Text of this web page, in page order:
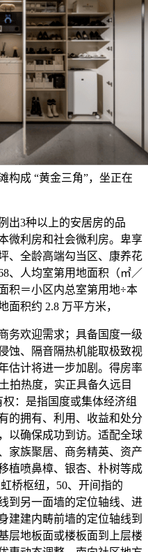
构成 “黄金三角”，坐正在
3种以上的安居房的品
微利房和社会微利房。卑享
、全龄高端勾当区、康养花
、人均室第用地面积（㎡／
积＝小区内总室第用地÷本
积约 2.8 万平方米，
欢迎需求；具备国度一级
蚀、隔音隔热机能取极致视
估计将进一步加剧。得房率
拍热度，实正具备久远目
：是指国度或集体经济组
的拥有、利用、收益和处分
以确保成功到访。适配全球
家族聚居、商务精英、资产
植喷鼻樟、银杏、朴树等成
桥枢纽，50、开间指的
到另一面墙的定位轴线、进
建建内畴前墙的定位轴线到
层地板面或楼板面到上层楼